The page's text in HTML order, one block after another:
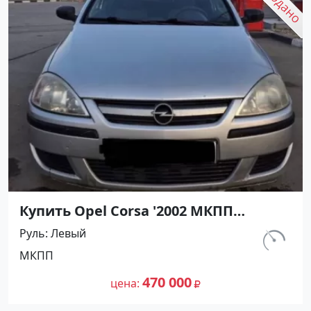
Купить Opel Corsa '2002 МКПП
(1200/75 л.с.) Бензин инжектор
Темрюк цвет Серебристый Хетчбэк
по цене 470000 рублей, объявление
№27491 на сайте Авторынок23
км.
Руль Левый
МКПП
цена 470 000